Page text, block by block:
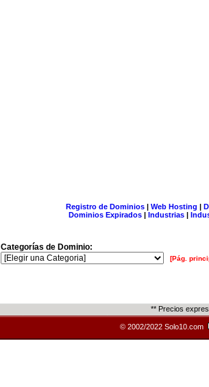
Registro de Dominios| Web Hosting |
Dominios Expirados | Industrias |
Categorías de Dominio:
[Pág.
** Precios
© 2002/2022 Solo10.com